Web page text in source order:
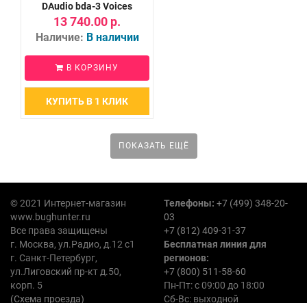
DAudio bda-3 Voices
13 740.00 р.
Наличие: В наличии
В КОРЗИНУ
КУПИТЬ В 1 КЛИК
ПОКАЗАТЬ ЕЩЁ
© 2021 Интернет-магазин
www.bughunter.ru
Все права защищены
г. Москва, ул.Радио, д.12 с1
г. Санкт-Петербург,
ул.Лиговский пр-кт д.50,
корп. 5
(Схема проезда)
Телефоны: +7 (499) 348-20-
03
+7 (812) 409-31-37
Бесплатная линия для
регионов:
+7 (800) 511-58-60
Пн-Пт: с 09:00 до 18:00
Сб-Вс: выходной